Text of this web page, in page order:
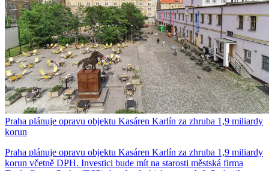
Praha plánuje opravu objektu Kasáren Karlín za zhruba 1,9 miliardy
korun
Praha plánuje opravu objektu Kasáren Karlín za zhruba 1,9 miliardy
korun včetně DPH. Investici bude mít na starosti městská firma